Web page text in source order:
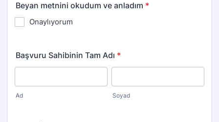
Beyan metnini okudum ve anladım *
Onaylıyorum
Başvuru Sahibinin Tam Adı *
Ad Soyad